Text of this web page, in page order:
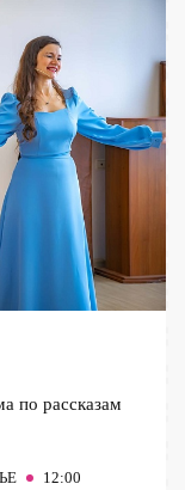
по рассказам
12:00